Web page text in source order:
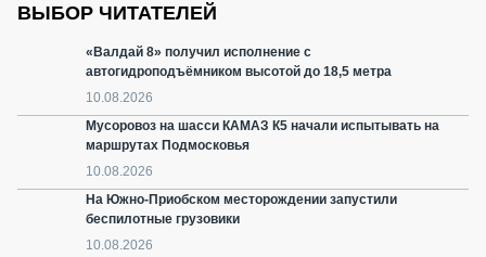
ВЫБОР ЧИТАТЕЛЕЙ
«Валдай 8» получил исполнение с
автогидроподъёмником высотой до 18,5 метра
10.08.2026
Мусоровоз на шасси КАМАЗ К5 начали испытывать на
маршрутах Подмосковья
10.08.2026
На Южно-Приобском месторождении запустили
беспилотные грузовики
10.08.2026